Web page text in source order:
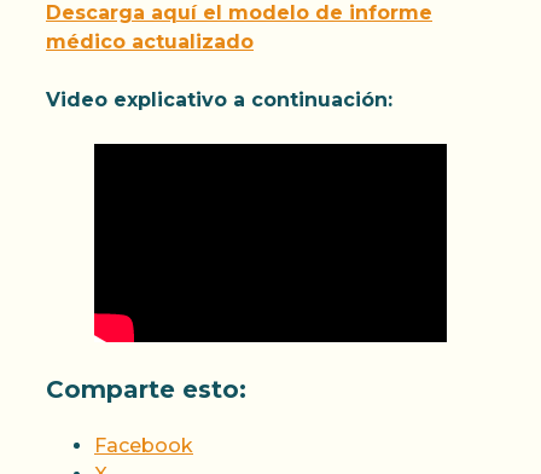
Descarga aquí el modelo de informe
médico actualizado
Video explicativo a continuación:
Comparte esto:
Facebook